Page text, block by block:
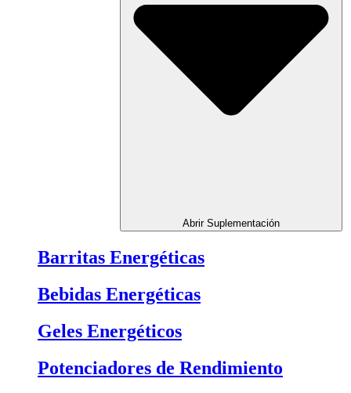
Abrir Suplementación
Barritas Energéticas
Bebidas Energéticas
Geles Energéticos
Potenciadores de Rendimiento